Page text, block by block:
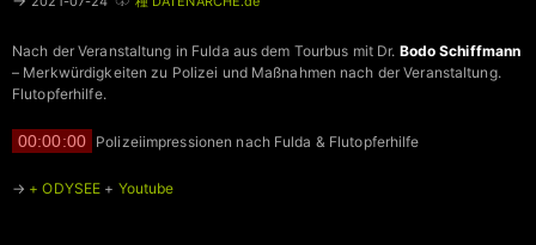
Nach der Veranstaltung in Fulda aus dem Tourbus mit Dr. Bodo Schiffmann
– Merkwürdigkeiten zu Polizei und Maßnahmen nach der Veranstaltung.
Flutopferhilfe.
00:00:00 Polizeiimpressionen nach Fulda & Flutopferhilfe
→ +ODYSEE + Youtube